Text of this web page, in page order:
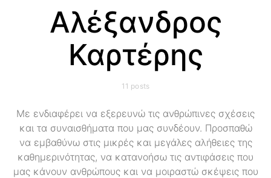
Αλέξανδρος
Καρτέρης
11 posts
Με ενδιαφέρει να εξερευνώ τις ανθρώπινες σχέσεις
και τα συναισθήματα που μας συνδέουν. Προσπαθώ
να εμβαθύνω στις μικρές και μεγάλες αλήθειες της
καθημερινότητας, να κατανοήσω τις αντιφάσεις που
μας κάνουν ανθρώπους και να μοιραστώ σκέψεις που